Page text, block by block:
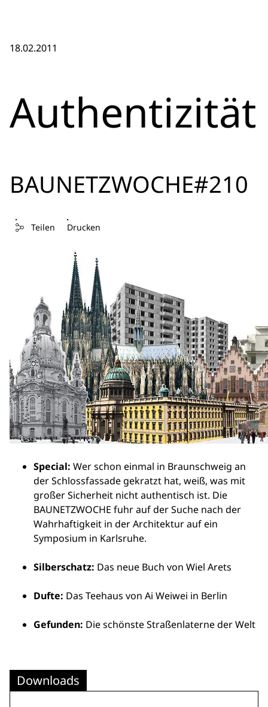
18.02.2011
Authentizität
BAUNETZWOCHE#210
Teilen Drucken
Special: Wer schon einmal in Braunschweig an
der Schlossfassade gekratzt hat, weiß, was mit
großer Sicherheit nicht authentisch ist. Die
BAUNETZWOCHE fuhr auf der Suche nach der
Wahrhaftigkeit in der Architektur auf ein
Symposium in Karlsruhe.
Silberschatz: Das neue Buch von Wiel Arets
Dufte: Das Teehaus von Ai Weiwei in Berlin
Gefunden: Die schönste Straßenlaterne der Welt
Downloads